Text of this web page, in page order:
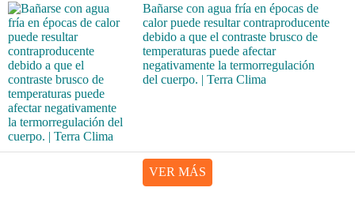
Bañarse con agua fría en épocas de
calor puede resultar contraproducente
debido a que el contraste brusco de
temperaturas puede afectar
negativamente la termorregulación
del cuerpo. | Terra Clima
VER MÁS